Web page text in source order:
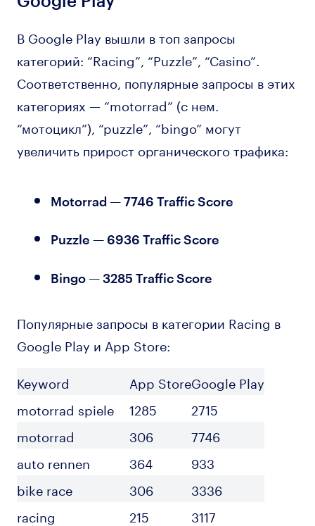
В Google Play вышли в топ запросы
категорий: “Racing”, “Puzzle”, “Casino”.
Соответственно, популярные запросы в этих
категориях — “motorrad” (с нем.
“мотоцикл”), “puzzle”, “bingo” могут
увеличить прирост органического трафика:
Motorrad — 7746 Traffic Score
Puzzle — 6936 Traffic Score
Bingo — 3285 Traffic Score
Популярные запросы в категории Racing в
Google Play и App Store:
Keyword
App StoreGoogle Play
motorrad spiele
1285
2715
motorrad
306
7746
auto rennen
364
933
bike race
306
3336
racing
215
3117